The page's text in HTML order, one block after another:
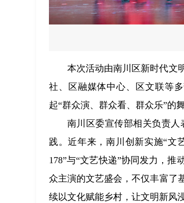
本次活动由南川区新时代文
社、区融媒体中心、区文联等
起“群众演、群众看、群众乐”的
南川区委宣传部相关负责
践。近年来，南川创新实施“文
178”与“文艺快递”协同发力，
众主演的文艺盛会，不仅丰富了
续以文化赋能乡村，让文明新风